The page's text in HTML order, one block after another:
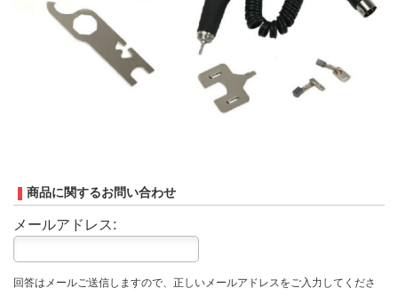
商品に関するお問い合わせ
メールアドレス:
回答はメールご送信しますので、正しいメールアドレスをご入力してくださ